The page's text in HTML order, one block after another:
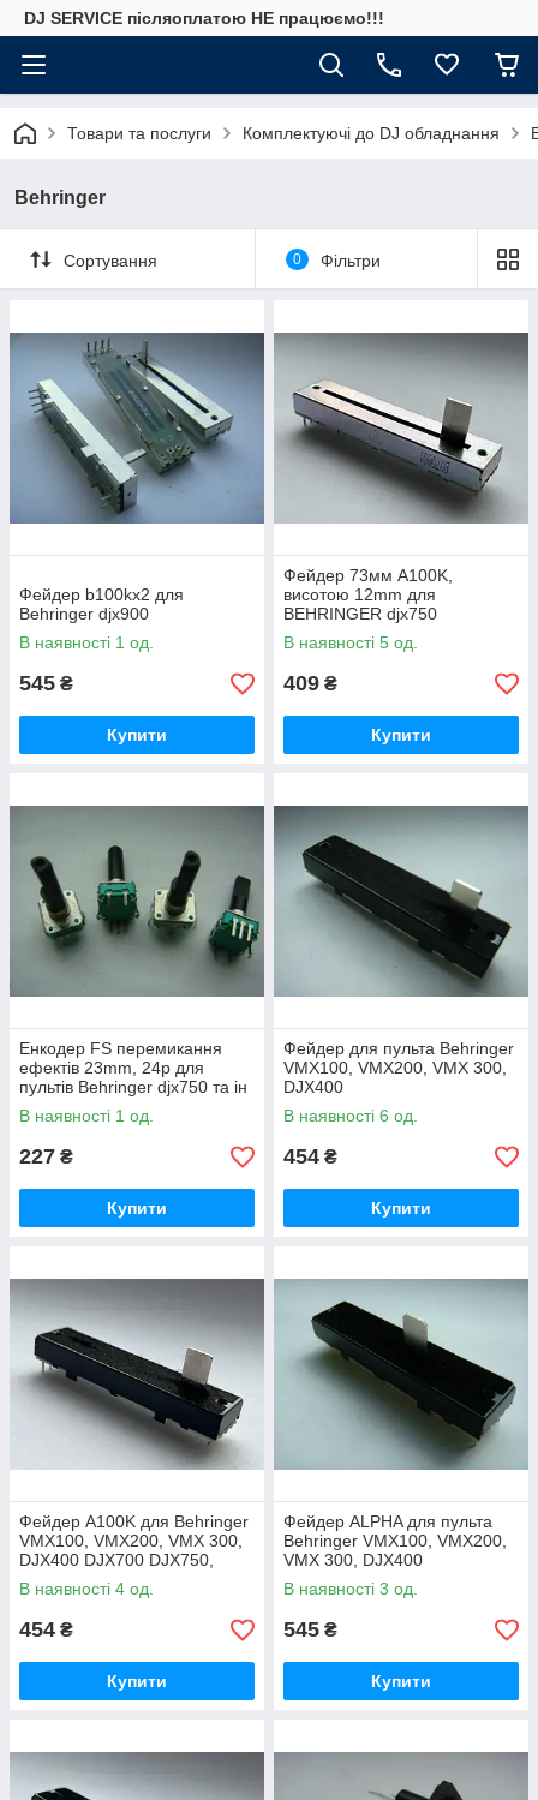
DJ SERVICE пiсляоплатою НЕ працюємо!!!
Товари та послуги Комплектуючі до DJ обладнання
Behringer
Сортування 0 Фільтри
Фейдер b100kx2 для
Behringer djx900
В наявності 1 од.
545 ₴
Купити
Фейдер 73мм A100K,
висотою 12mm для
BEHRINGER djx750
В наявності 5 од.
409 ₴
Купити
Енкодер FS перемикання
ефектів 23mm, 24p для
пультів Behringer djx750 та ін
В наявності 1 од.
227 ₴
Купити
Фейдер для пульта Behringer
VMX100, VMX200, VMX 300,
DJX400
В наявності 6 од.
454 ₴
Купити
Фейдер A100K для Behringer
VMX100, VMX200, VMX 300,
DJX400 DJX700 DJX750,
DX052, DX626
В наявності 4 од.
454 ₴
Купити
Фейдер ALPHA для пульта
Behringer VMX100, VMX200,
VMX 300, DJX400
В наявності 3 од.
545 ₴
Купити